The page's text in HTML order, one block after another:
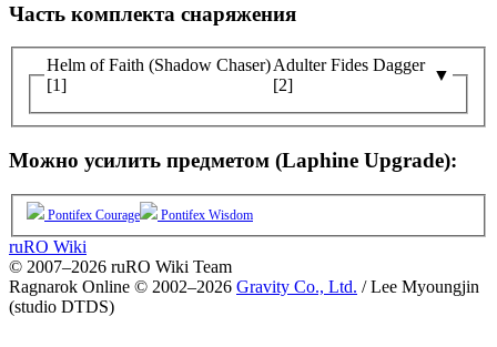
Часть комплекта снаряжения
Helm of Faith (Shadow Chaser)
[1]
Adulter Fides Dagger
[2]
▼
Можно усилить предметом (Laphine Upgrade):
Pontifex Courage Pontifex Wisdom
ruRO Wiki
© 2007–2026 ruRO Wiki Team
Ragnarok Online © 2002–2026 Gravity Co., Ltd. /Lee Myoungjin
(studio DTDS)